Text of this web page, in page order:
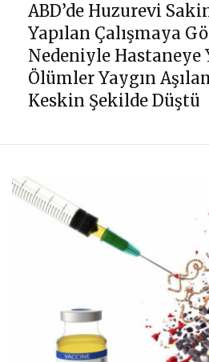
ABD’de Huzurevi
Yapılan Çalışmaya
Nedeniyle Hastaneye
Ölümler Yaygın
Keskin Şekilde Düştü